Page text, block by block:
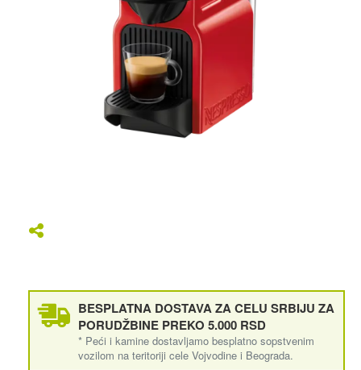
BESPLATNA DOSTAVA ZA CELU SRBIJU ZA
PORUDŽBINE PREKO 5.000 RSD
* Peći i kamine dostavljamo besplatno sopstvenim
vozilom na teritoriji cele Vojvodine i Beograda.